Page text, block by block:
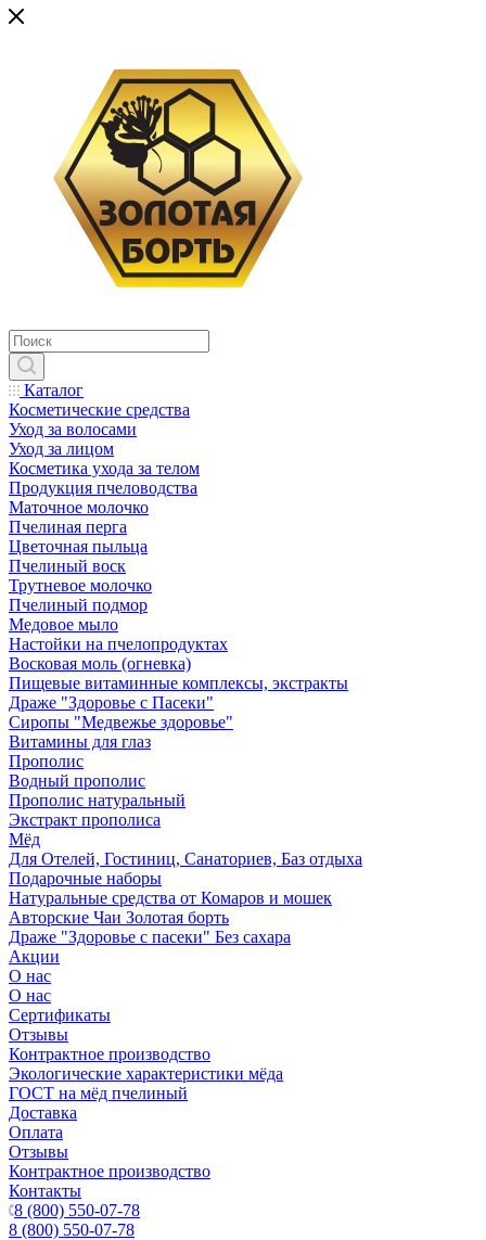
Каталог
Косметические средства
Уход за волосами
Уход за лицом
Косметика ухода за телом
Продукция пчеловодства
Маточное молочко
Пчелиная перга
Цветочная пыльца
Пчелиный воск
Трутневое молочко
Пчелиный подмор
Медовое мыло
Настойки на пчелопродуктах
Восковая моль (огневка)
Пищевые витаминные комплексы, экстракты
Драже "Здоровье с Пасеки"
Сиропы "Медвежье здоровье"
Витамины для глаз
Прополис
Водный прополис
Прополис натуральный
Экстракт прополиса
Мёд
Для Отелей, Гостиниц, Санаториев, Баз отдыха
Подарочные наборы
Натуральные средства от Комаров и мошек
Авторские Чаи Золотая борть
Драже "Здоровье с пасеки" Без сахара
Акции
О нас
О нас
Сертификаты
Отзывы
Контрактное производство
Экологические характеристики мёда
ГОСТ на мёд пчелиный
Доставка
Оплата
Отзывы
Контрактное производство
Контакты
8 (800) 550-07-78
8 (800) 550-07-78